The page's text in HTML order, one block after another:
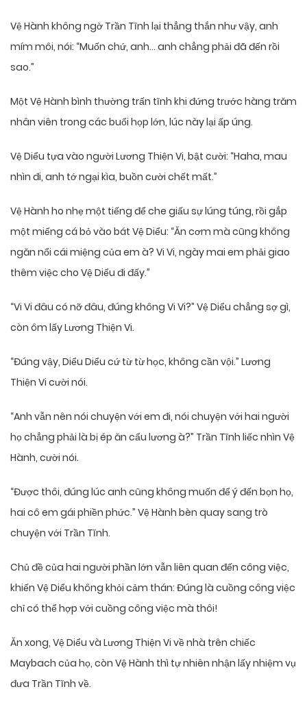
Vệ Hành không ngờ Trần Tĩnh lại thẳng thắn như vậy, anh
mím môi, nói: “Muốn chứ, anh… anh chẳng phải đã đến rồi
sao.”
Một Vệ Hành bình thường trấn tĩnh khi đứng trước hàng trăm
nhân viên trong các buổi họp lớn, lúc này lại ấp úng.
Vệ Diểu tựa vào người Lương Thiện Vi, bật cười: “Haha, mau
nhìn đi, anh tớ ngại kìa, buồn cười chết mất.”
Vệ Hành ho nhẹ một tiếng để che giấu sự lúng túng, rồi gắp
một miếng cá bỏ vào bát Vệ Diểu: “Ăn cơm mà cũng không
ngăn nổi cái miệng của em à? Vi Vi, ngày mai em phải giao
thêm việc cho Vệ Diểu đi đấy.”
“Vi Vi đâu có nỡ đâu, đúng không Vi Vi?” Vệ Diểu chẳng sợ gì,
còn ôm lấy Lương Thiện Vi.
“Đúng vậy, Diểu Diểu cứ từ từ học, không cần vội.” Lương
Thiện Vi cười nói.
“Anh vẫn nên nói chuyện với em đi, nói chuyện với hai người
họ chẳng phải là bị ép ăn cẩu lương à?” Trần Tĩnh liếc nhìn Vệ
Hành, cười nói.
“Được thôi, đúng lúc anh cũng không muốn để ý đến bọn họ,
hai cô em gái phiền phức.” Vệ Hành bèn quay sang trò
chuyện với Trần Tĩnh.
Chủ đề của hai người phần lớn vẫn liên quan đến công việc,
khiến Vệ Diểu không khỏi cảm thán: Đúng là cuồng công việc
chỉ có thể hợp với cuồng công việc mà thôi!
Ăn xong, Vệ Diểu và Lương Thiện Vi về nhà trên chiếc
Maybach của họ, còn Vệ Hành thì tự nhiên nhận lấy nhiệm vụ
đưa Trần Tĩnh về.